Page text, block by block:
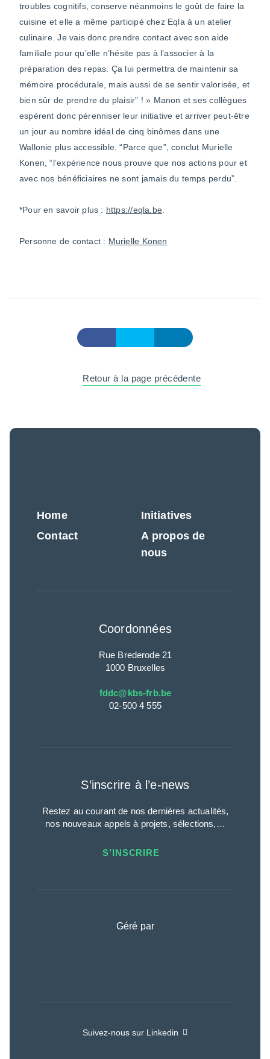
troubles cognitifs, conserve néanmoins le goût de faire la
cuisine et elle a même participé chez Eqla à un atelier
culinaire. Je vais donc prendre contact avec son aide
familiale pour qu’elle n’hésite pas à l’associer à la
préparation des repas. Ça lui permettra de maintenir sa
mémoire procédurale, mais aussi de se sentir valorisée, et
bien sûr de prendre du plaisir” ! » Manon et ses collègues
espèrent donc pérenniser leur initiative et arriver peut-être
un jour au nombre idéal de cinq binômes dans une
Wallonie plus accessible. “Parce que”, conclut Murielle
Konen, “l’expérience nous prouve que nos actions pour et
avec nos bénéficiaires ne sont jamais du temps perdu”.
*Pour en savoir plus : https://eqla.be
Personne de contact : Murielle Konen
Retour à la page précédente
Home
Contact
Initiatives
A propos de
nous
Coordonnées
Rue Brederode 21
1000 Bruxelles
fddc@kbs-frb.be
02-500 4 555
S’inscrire à l’e-news
Restez au courant de nos dernières actualités,
nos nouveaux appels à projets, sélections,…
S’INSCRIRE
Géré par
Suivez-nous sur Linkedin